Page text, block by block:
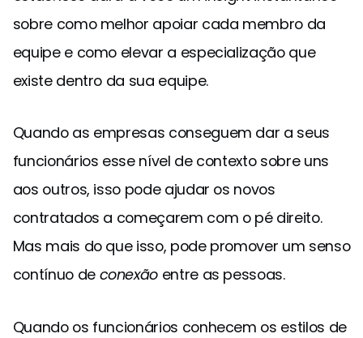
sobre como melhor apoiar cada membro da
equipe e como elevar a especialização que
existe dentro da sua equipe.
Quando as empresas conseguem dar a seus
funcionários esse nível de contexto sobre uns
aos outros, isso pode ajudar os novos
contratados a começarem com o pé direito.
Mas mais do que isso, pode promover um senso
contínuo de conexão entre as pessoas.
Quando os funcionários conhecem os estilos de